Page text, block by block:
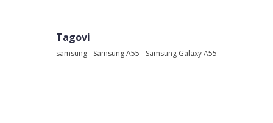
Tagovi
samsung Samsung A55 Samsung Galaxy A55